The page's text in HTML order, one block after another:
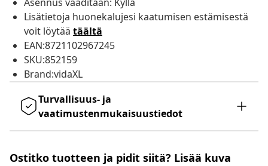
Lisätietoja huonekalujesi kaatumisen estämisestä
voit löytää täältä
EAN:8721102967245
SKU:852159
Brand:vidaXL
Turvallisuus- ja
vaatimustenmukaisuustiedot
Ostitko tuotteen ja pidit siitä? Lisää kuva